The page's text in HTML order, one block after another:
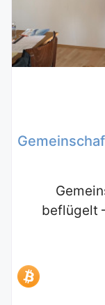
beflügelt